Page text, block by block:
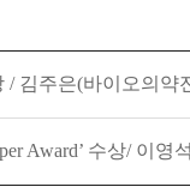
김주은(바이오의약
Award’ 수상/ 이